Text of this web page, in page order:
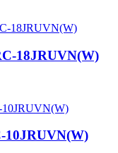
18JRUVN(W)
10JRUVN(W)